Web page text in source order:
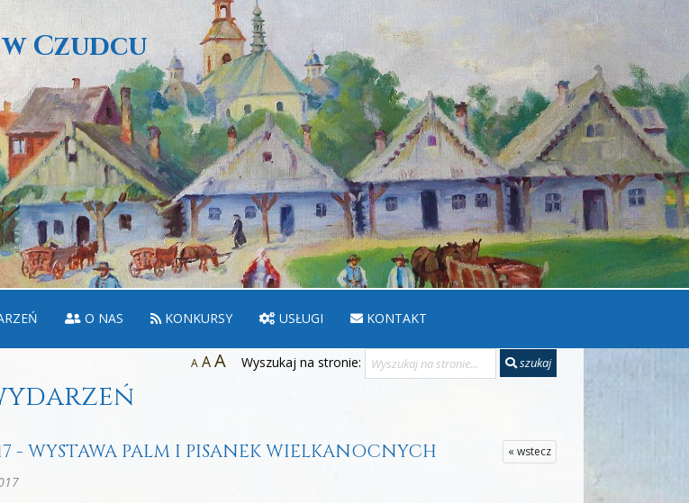
Czudcu
O NAS KONKURSY USŁUGI KONTAKT
A AA Wyszukaj na stronie: szukaj
« wstecz
- WYSTAWA PALM I PISANEK WIELKANOCNYCH